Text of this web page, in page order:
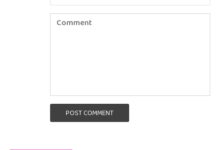
POST COMMENT